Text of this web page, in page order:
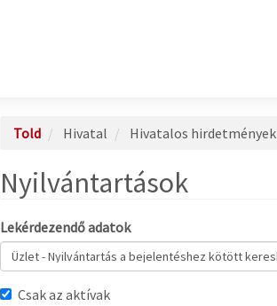
Told Hivatal Hivatalos hirdetmények
Nyilvántartások
Lekérdezendő adatok
Csak az aktívak